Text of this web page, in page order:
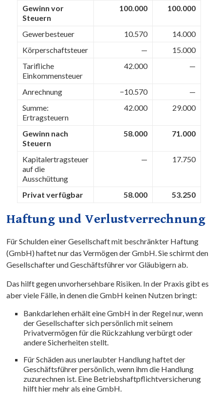
Gewinn vor
Steuern
100.000 100.000
Gewerbesteuer 10.570
14.000
Körperschaftsteuer
—
15.000
Tarifliche
Einkommen­steuer
42.000 —
Anrechnung −10.570
—
Summe:
Ertragsteuern
42.000 29.000
Gewinn nach
Steuern
58.000 71.000
Kapitalertragsteuer
auf die
Ausschüttung
— 17.750
Privat verfügbar 58.000 53.250
Haftung und Verlustverrechnung
Für Schulden einer Gesellschaft mit beschränkter Haftung
(GmbH) haftet nur das Vermögen der GmbH. Sie schirmt den
Gesellschafter und Geschäftsführer vor Gläubigern ab.
Das hilft gegen unvorhersehbare Risiken. In der Praxis gibt es
aber viele Fälle, in denen die GmbH keinen Nutzen bringt:
Bankdarlehen erhält eine GmbH in der Regel nur, wenn
der Gesellschafter sich persönlich mit seinem
Privatvermögen für die Rückzahlung verbürgt oder
andere Sicherheiten stellt.
Für Schäden aus unerlaubter Handlung haftet der
Geschäftsführer persönlich, wenn ihm die Handlung
zuzurechnen ist. Eine Betriebshaftpflichtversicherung
hilft hier mehr als eine GmbH.